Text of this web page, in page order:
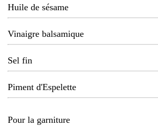
Huile de sésame
Vinaigre balsamique
Sel fin
Piment d'Espelette
Pour la garniture